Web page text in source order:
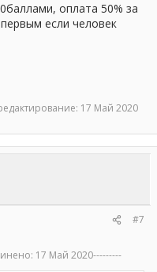
оплата 50% за
если человек
17 Май 2020
#7
17 Май 2020---------